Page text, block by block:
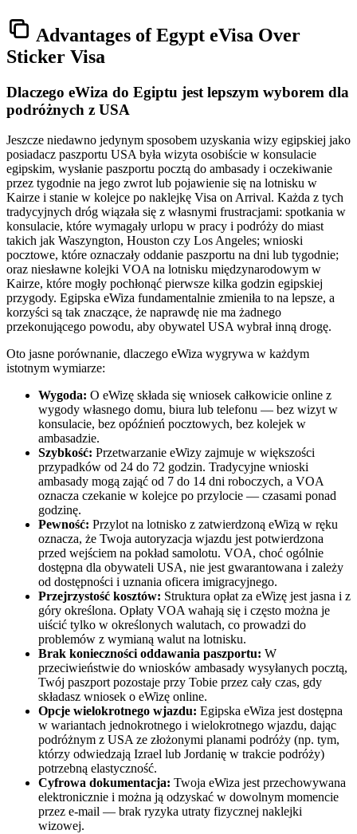
Advantages of Egypt eVisa Over
Sticker Visa
Dlaczego eWiza do Egiptu jest lepszym wyborem dla
podróżnych z USA
Jeszcze niedawno jedynym sposobem uzyskania wizy egipskiej jako
posiadacz paszportu USA była wizyta osobiście w konsulacie
egipskim, wysłanie paszportu pocztą do ambasady i oczekiwanie
przez tygodnie na jego zwrot lub pojawienie się na lotnisku w
Kairze i stanie w kolejce po naklejkę Visa on Arrival. Każda z tych
tradycyjnych dróg wiązała się z własnymi frustracjami: spotkania w
konsulacie, które wymagały urlopu w pracy i podróży do miast
takich jak Waszyngton, Houston czy Los Angeles; wnioski
pocztowe, które oznaczały oddanie paszportu na dni lub tygodnie;
oraz niesławne kolejki VOA na lotnisku międzynarodowym w
Kairze, które mogły pochłonąć pierwsze kilka godzin egipskiej
przygody. Egipska eWiza fundamentalnie zmieniła to na lepsze, a
korzyści są tak znaczące, że naprawdę nie ma żadnego
przekonującego powodu, aby obywatel USA wybrał inną drogę.
Oto jasne porównanie, dlaczego eWiza wygrywa w każdym
istotnym wymiarze:
Wygoda: O eWizę składa się wniosek całkowicie online z
wygody własnego domu, biura lub telefonu — bez wizyt w
konsulacie, bez opóźnień pocztowych, bez kolejek w
ambasadzie.
Szybkość: Przetwarzanie eWizy zajmuje w większości
przypadków od 24 do 72 godzin. Tradycyjne wnioski
ambasady mogą zająć od 7 do 14 dni roboczych, a VOA
oznacza czekanie w kolejce po przylocie — czasami ponad
godzinę.
Pewność: Przylot na lotnisko z zatwierdzoną eWizą w ręku
oznacza, że Twoja autoryzacja wjazdu jest potwierdzona
przed wejściem na pokład samolotu. VOA, choć ogólnie
dostępna dla obywateli USA, nie jest gwarantowana i zależy
od dostępności i uznania oficera imigracyjnego.
Przejrzystość kosztów: Struktura opłat za eWizę jest jasna i z
góry określona. Opłaty VOA wahają się i często można je
uiścić tylko w określonych walutach, co prowadzi do
problemów z wymianą walut na lotnisku.
Brak konieczności oddawania paszportu: W
przeciwieństwie do wniosków ambasady wysyłanych pocztą,
Twój paszport pozostaje przy Tobie przez cały czas, gdy
składasz wniosek o eWizę online.
Opcje wielokrotnego wjazdu: Egipska eWiza jest dostępna
w wariantach jednokrotnego i wielokrotnego wjazdu, dając
podróżnym z USA ze złożonymi planami podróży (np. tym,
którzy odwiedzają Izrael lub Jordanię w trakcie podróży)
potrzebną elastyczność.
Cyfrowa dokumentacja: Twoja eWiza jest przechowywana
elektronicznie i można ją odzyskać w dowolnym momencie
przez e-mail — brak ryzyka utraty fizycznej naklejki
wizowej.